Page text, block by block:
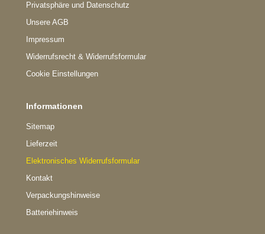
Privatsphäre und Datenschutz
Unsere AGB
Impressum
Widerrufsrecht & Widerrufsformular
Cookie Einstellungen
Informationen
Sitemap
Lieferzeit
Elektronisches Widerrufsformular
Kontakt
Verpackungshinweise
Batteriehinweis